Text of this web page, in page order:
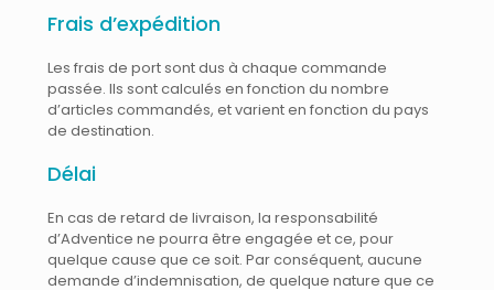
Frais d’expédition
Les frais de port sont dus à chaque commande
passée. Ils sont calculés en fonction du nombre
d’articles commandés, et varient en fonction du pays
de destination.
Délai
En cas de retard de livraison, la responsabilité
d’Adventice ne pourra être engagée et ce, pour
quelque cause que ce soit. Par conséquent, aucune
demande d’indemnisation, de quelque nature que ce